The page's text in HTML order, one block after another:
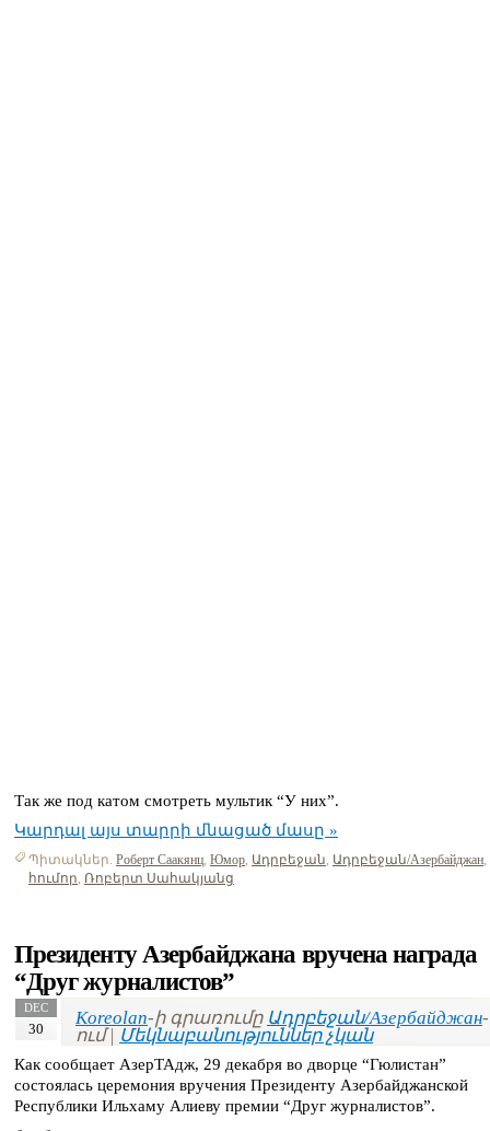
Так же под катом смотреть мультик “У них”.
Կարդալ այս տարրի մնացած մասը »
Պիտակներ. Роберт Саакянц, Юмор, Ադրբեջան, Ադրբեջան/Азербайджан,
հումոր, Ռոբերտ Սահակյանց
Президенту Азербайджана вручена награда
“Друг журналистов”
DEC
30
Koreolan-ի գրառումը Ադրբեջան/Азербайджан-
ում | Մեկնաբանություններ չկան
Как сообщает АзерТАдж, 29 декабря во дворце “Гюлистан”
состоялась церемония вручения Президенту Азербайджанской
Республики Ильхаму Алиеву премии “Друг журналистов”.